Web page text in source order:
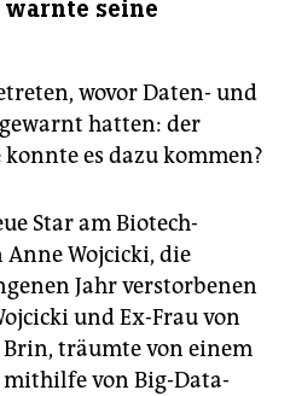
warnte seine
wovor Daten- und
hatten: der
es dazu kommen?
Star am Biotech-
Wojcicki, die
Jahr verstorbenen
und Ex-Frau von
Brin, träumte von einem
mithilfe von Big-Data-